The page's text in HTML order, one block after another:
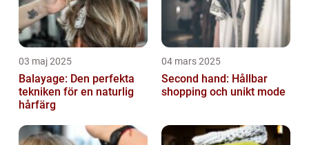
03 maj 2025
Balayage: Den perfekta
tekniken för en naturlig
hårfärg
04 mars 2025
Second hand: Hållbar
shopping och unikt mode